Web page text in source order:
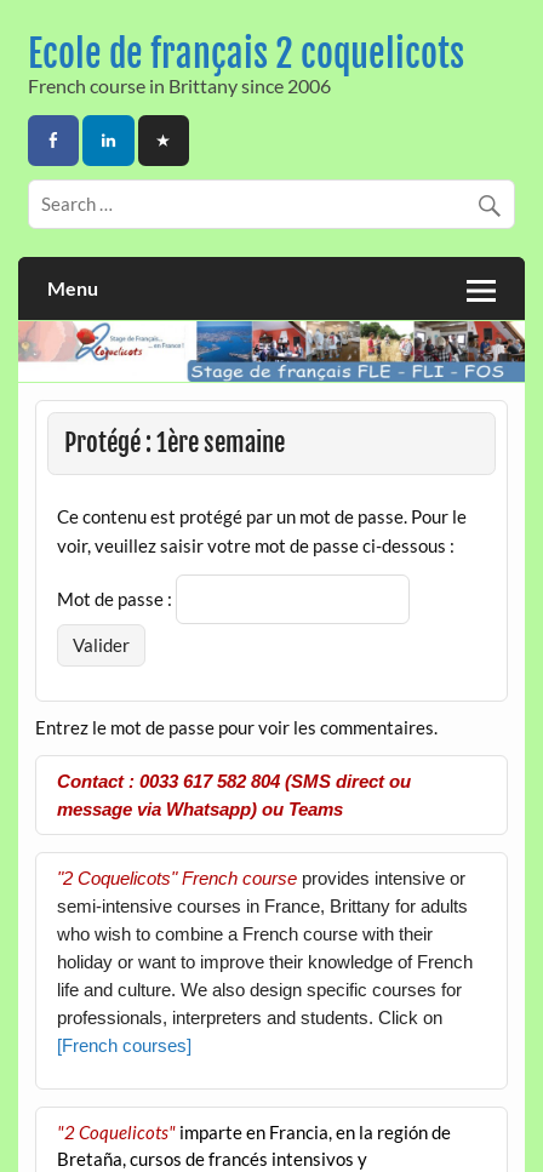
contentEcole de français 2 coquelicots
French course in Brittany since 2006
Menu
Protégé : 1ère semaine
Ce contenu est protégé par un mot de passe. Pour le
voir, veuillez saisir votre mot de passe ci-dessous :
Mot de passe :
Entrez le mot de passe pour voir les commentaires.
Contact : 0033 617 582 804 (SMS direct ou
message via Whatsapp) ou Teams
"2 Coquelicots" French courseprovides intensive or
semi-intensive courses in France, Brittany for adults
who wish to combine a French course with their
holiday or want to improve their knowledge of French
life and culture. We also design specific courses for
professionals, interpreters and students. Click on
[French courses]
"2 Coquelicots"imparte en Francia, en la región de
Bretaña, cursos de francés intensivos y